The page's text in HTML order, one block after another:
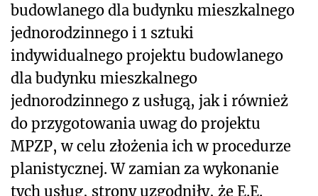
budowlanego dla budynku mieszkalnego
jednorodzinnego i 1 sztuki
indywidualnego projektu budowlanego
dla budynku mieszkalnego
jednorodzinnego z usługą, jak i również
do przygotowania uwag do projektu
MPZP, w celu złożenia ich w procedurze
planistycznej. W zamian za wykonanie
tych usług, strony uzgodniły, że E.E.